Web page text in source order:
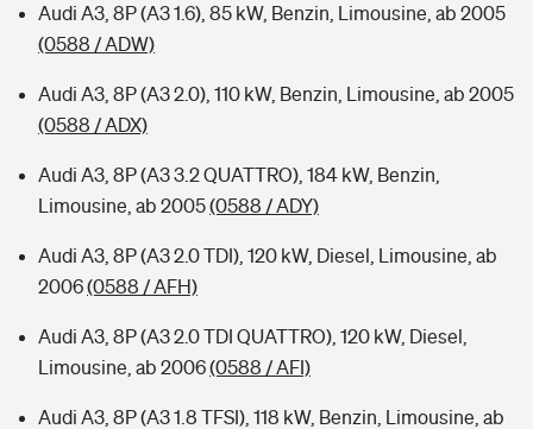
Audi A3, 8P (A3 1.6), 85 kW, Benzin, Limousine, ab 2005
(0588 / ADW)
Audi A3, 8P (A3 2.0), 110 kW, Benzin, Limousine, ab 2005
(0588 / ADX)
Audi A3, 8P (A3 3.2 QUATTRO), 184 kW, Benzin,
Limousine, ab 2005(0588 / ADY)
Audi A3, 8P (A3 2.0 TDI), 120 kW, Diesel, Limousine, ab
2006(0588 / AFH)
Audi A3, 8P (A3 2.0 TDI QUATTRO), 120 kW, Diesel,
Limousine, ab 2006(0588 / AFI)
Audi A3, 8P (A3 1.8 TFSI), 118 kW, Benzin, Limousine, ab